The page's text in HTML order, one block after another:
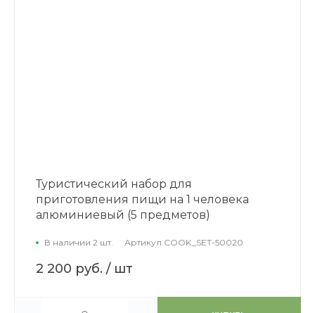
Туристический набор для
приготовления пищи на 1 человека
алюминиевый (5 предметов)
В наличии 2 шт. Артикул COOK_SET-50020
2 200 руб. / шт